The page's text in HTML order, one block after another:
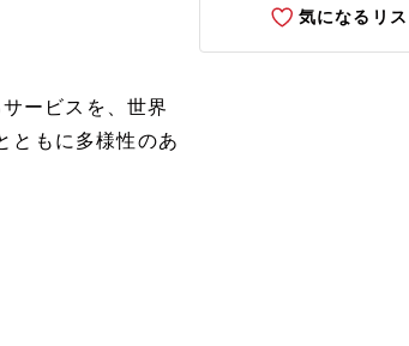
ービスを、世界
ともに多様性のあ
気になるリ